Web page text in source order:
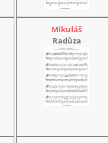
Mikuláš
Radůza